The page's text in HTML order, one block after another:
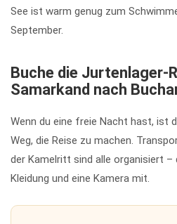
See ist warm genug zum
September.
Buche die Jurtenlager-
Samarkand nach
Wenn du eine freie Nacht hast, ist
Weg, die Reise zu machen.
der Kamelritt sind alle organisiert –
Kleidung und eine Kamera mit.